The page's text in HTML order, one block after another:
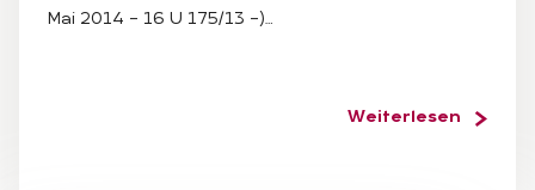
Mai 2014 – 16 U 175/13 –)…
Weiterlesen